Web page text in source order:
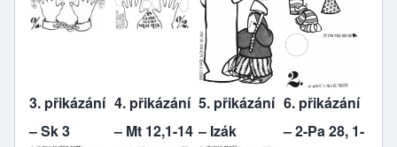
3. přikázání
– Sk 3
4. přikázání
– Mt 12,1-14
5. přikázání
– Izák
6. přikázání
– 2-Pa 28, 1-